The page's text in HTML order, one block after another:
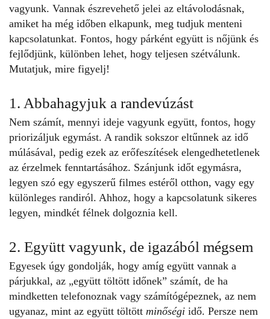
vagyunk. Vannak észrevehető jelei az eltávolodásnak,
amiket ha még időben elkapunk, meg tudjuk menteni
kapcsolatunkat. Fontos, hogy párként együtt is nőjünk és
fejlődjünk, különben lehet, hogy teljesen szétválunk.
Mutatjuk, mire figyelj!
1. Abbahagyjuk a randevúzást
Nem számít, mennyi ideje vagyunk együtt, fontos, hogy
priorizáljuk egymást. A randik sokszor eltűnnek az idő
múlásával, pedig ezek az erőfeszítések elengedhetetlenek
az érzelmek fenntartásához. Szánjunk időt egymásra,
legyen szó egy egyszerű filmes estéről otthon, vagy egy
különleges randiról. Ahhoz, hogy a kapcsolatunk sikeres
legyen, mindkét félnek dolgoznia kell.
2. Együtt vagyunk, de igazából mégsem
Egyesek úgy gondolják, hogy amíg együtt vannak a
párjukkal, az „együtt töltött időnek” számít, de ha
mindketten telefonoznak vagy számítógépeznek, az nem
ugyanaz, mint az együtt töltött minőségi idő. Persze nem